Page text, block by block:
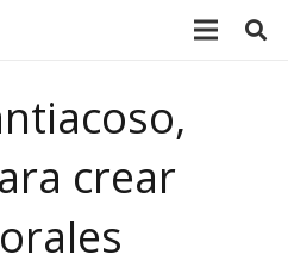
crear